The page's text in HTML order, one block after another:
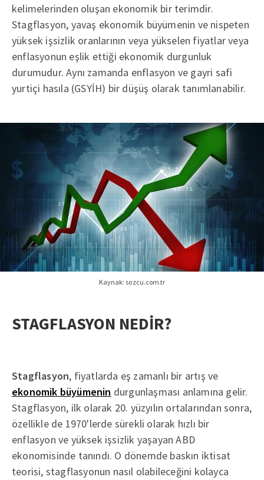
kelimelerinden oluşan ekonomik bir terimdir.
Stagflasyon, yavaş ekonomik büyümenin ve nispeten
yüksek işsizlik oranlarının veya yükselen fiyatlar veya
enflasyonun eşlik ettiği ekonomik durgunluk
durumudur. Aynı zamanda enflasyon ve gayri safi
yurtiçi hasıla (GSYİH) bir düşüş olarak tanımlanabilir.
Kaynak: sozcu.com.tr
STAGFLASYON NEDİR?
Stagflasyon, fiyatlarda eş zamanlı bir artış ve
ekonomik büyümenin durgunlaşması anlamına gelir.
Stagflasyon, ilk olarak 20. yüzyılın ortalarından sonra,
özellikle de 1970'lerde sürekli olarak hızlı bir
enflasyon ve yüksek işsizlik yaşayan ABD
ekonomisinde tanındı. O dönemde baskın iktisat
teorisi, stagflasyonun nasıl olabileceğini kolayca